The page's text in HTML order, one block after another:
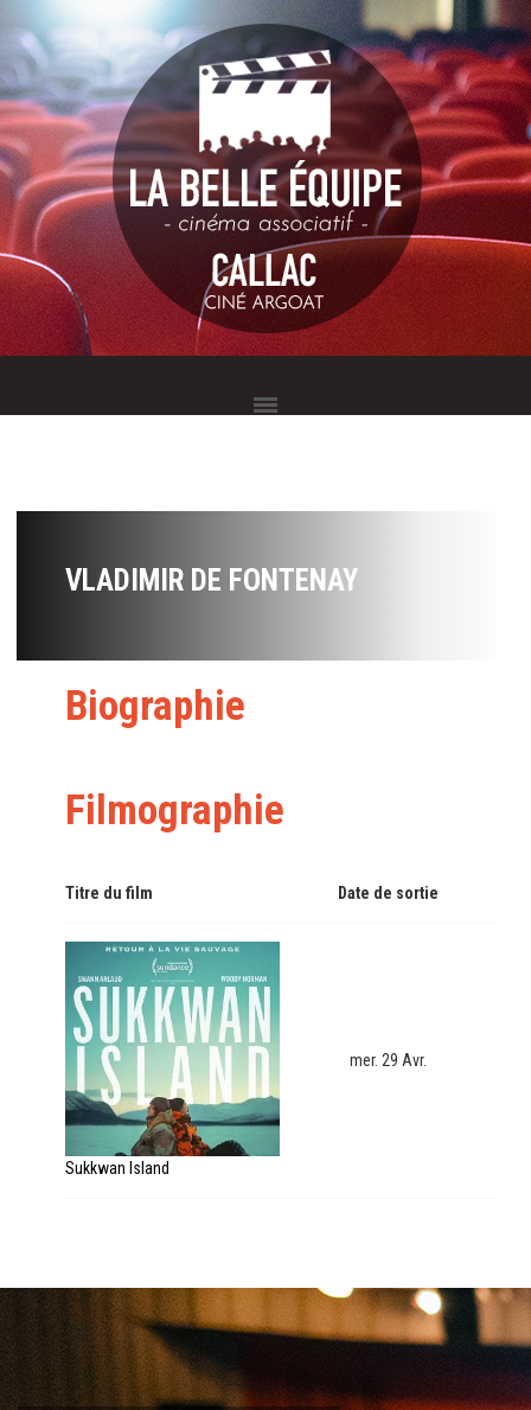
VLADIMIR DE FONTENAY
Biographie
Filmographie
Titre du film Date de sortie
Sukkwan Island
mer. 29 Avr.